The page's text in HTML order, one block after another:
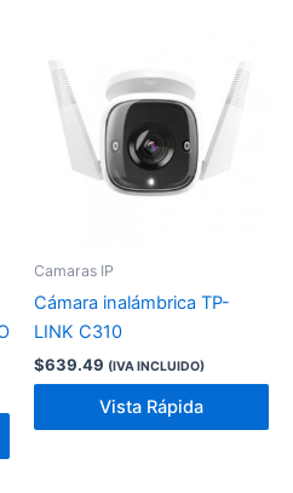
Camaras IP
Cámara inalámbrica TP-
LINK C310
$639.49 (IVA INCLUIDO)
Vista Rápida